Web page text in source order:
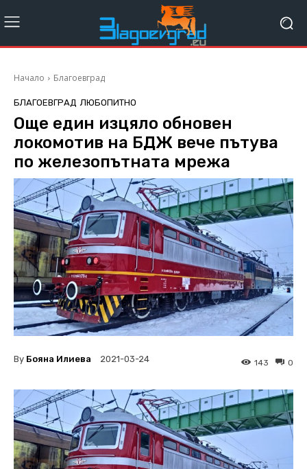
Начало Благоевград
БЛАГОЕВГРАД ЛЮБОПИТНО
Още един изцяло обновен
локомотив на БДЖ вече пътува
по железопътната мрежа
By Бояна Илиева 2021-03-24 0
143